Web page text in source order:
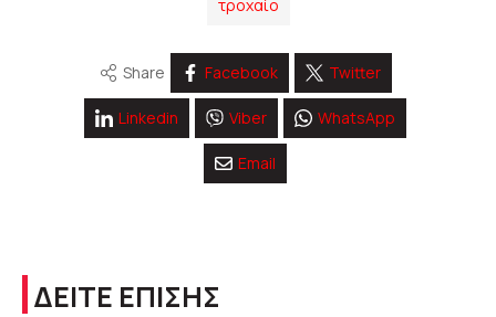
τροχαίο
Share Facebook Twitter
Linkedin Viber WhatsApp
Email
ΔΕΙΤΕ ΕΠΙΣΗΣ